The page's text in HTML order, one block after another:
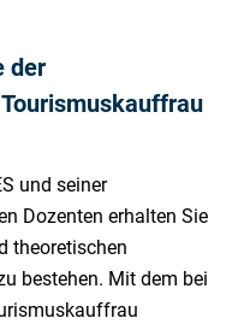
der
und seiner
Dozenten erhalten Sie
theoretischen
bestehen. Mit dem bei